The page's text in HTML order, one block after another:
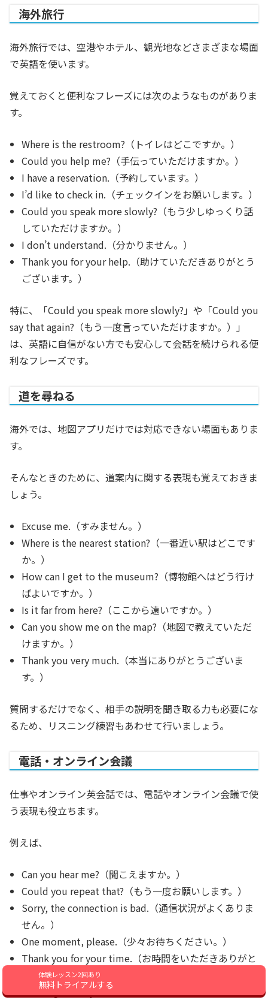
体験レッスン2回あり
無料トライアルする
海外旅行
海外旅行では、空港やホテル、観光地などさまざまな場面
で英語を使います。
覚えておくと便利なフレーズには次のようなものがありま
す。
Where is the restroom?（トイレはどこですか。）
Could you help me?（手伝っていただけますか。）
I have a reservation.（予約しています。）
I’d like to check in.（チェックインをお願いします。）
Could you speak more slowly?（もう少しゆっくり話
していただけますか。）
I don’t understand.（分かりません。）
Thank you for your help.（助けていただきありがとう
ございます。）
特に、「Could you speak more slowly?」や「Could you
say that again?（もう一度言っていただけますか。）」
は、英語に自信がない方でも安心して会話を続けられる便
利なフレーズです。
道を尋ねる
海外では、地図アプリだけでは対応できない場面もありま
す。
そんなときのために、道案内に関する表現も覚えておきま
しょう。
Excuse me.（すみません。）
Where is the nearest station?（一番近い駅はどこです
か。）
How can I get to the museum?（博物館へはどう行け
ばよいですか。）
Is it far from here?（ここから遠いですか。）
Can you show me on the map?（地図で教えていただ
けますか。）
Thank you very much.（本当にありがとうございま
す。）
質問するだけでなく、相手の説明を聞き取る力も必要にな
るため、リスニング練習もあわせて行いましょう。
電話・オンライン会議
仕事やオンライン英会話では、電話やオンライン会議で使
う表現も役立ちます。
例えば、
Can you hear me?（聞こえますか。）
Could you repeat that?（もう一度お願いします。）
Sorry, the connection is bad.（通信状況がよくありま
せん。）
One moment, please.（少々お待ちください。）
Thank you for your time.（お時間をいただきありがと
うございました。）
Have a great day.（よい一日をお過ごしください。）